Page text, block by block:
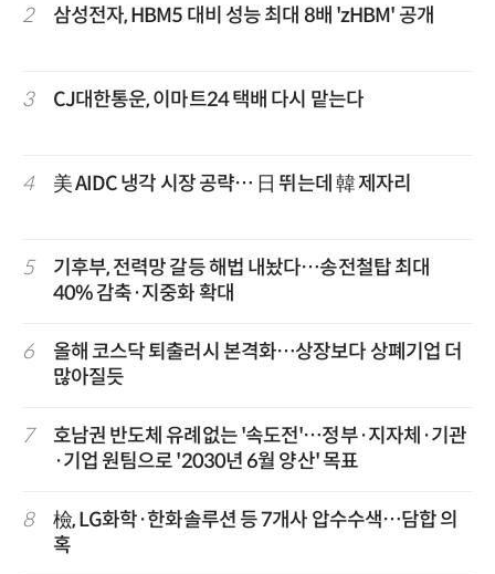
2 삼성전자, HBM5 대비 성능 최대 8배 'zHBM' 공개
3 CJ대한통운, 이마트24 택배 다시 맡는다
4 美 AIDC 냉각 시장 공략… 日 뛰는데 韓 제자리
5
기후부, 전력망 갈등 해법 내놨다…송전철탑 최대
40% 감축·지중화 확대
6
올해 코스닥 퇴출러시 본격화…상장보다 상폐기업 더
많아질듯
7
호남권 반도체 유례없는 '속도전'…정부·지자체·기관
·기업 원팀으로 '2030년 6월 양산' 목표
8
檢, LG화학·한화솔루션 등 7개사 압수수색…담합 의
혹